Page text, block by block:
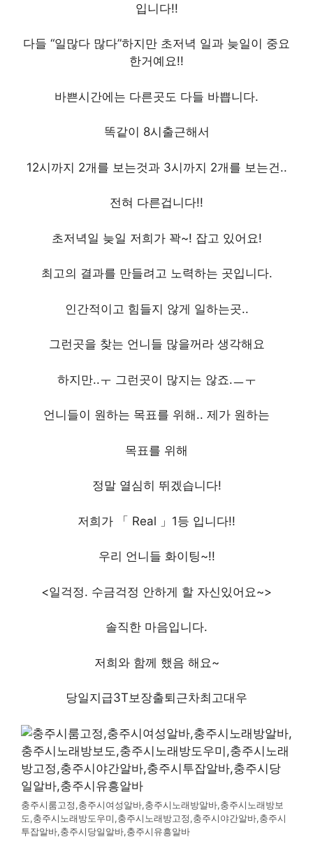
입니다!!
다들 “일많다 많다”하지만 초저녁 일과 늦일이 중요
한거예요!!
바쁜시간에는 다른곳도 다들 바쁩니다.
똑같이 8시출근해서
12시까지 2개를 보는것과 3시까지 2개를 보는건..
전혀 다른겁니다!!
초저녁일 늦일 저희가 꽉~! 잡고 있어요!
최고의 결과를 만들려고 노력하는 곳입니다.
인간적이고 힘들지 않게 일하는곳..
그런곳을 찾는 언니들 많을꺼라 생각해요
하지만..ㅜ 그런곳이 많지는 않죠.ㅡㅜ
언니들이 원하는 목표를 위해.. 제가 원하는
목표를 위해
정말 열심히 뛰겠습니다!
저희가 「 Real 」1등 입니다!!
우리 언니들 화이팅~!!
<일걱정. 수금걱정 안하게 할 자신있어요~>
솔직한 마음입니다.
저희와 함께 했음 해요~
당일지급3T보장출퇴근차최고대우
충주시룸고정,충주시여성알바,충주시노래방알바,충주시노래방보
도,충주시노래방도우미,충주시노래방고정,충주시야간알바,충주시
투잡알바,충주시당일알바,충주시유흥알바